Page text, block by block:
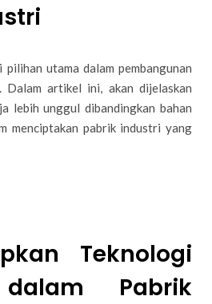
utama dalam pembangunan
Dalam artikel ini, akan dijelaskan
lebih unggul dibandingkan bahan
menciptakan pabrik industri yang
Teknologi
Pabrik